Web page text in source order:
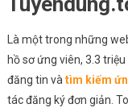
Là một trong những
hồ sơ ứng viên, 3.3
đăng tin và tìm kiếm
tác đăng ký đơn giản.